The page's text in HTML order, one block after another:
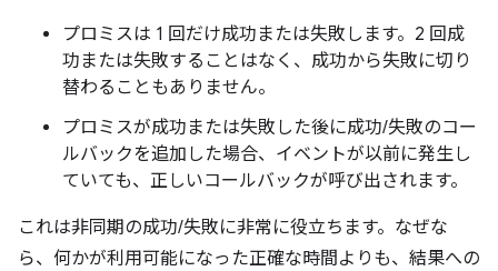
プロミスは 1 回だけ成功または失敗します。2 回成
功または失敗することはなく、成功から失敗に切り
替わることもありません。
プロミスが成功または失敗した後に成功/失敗のコー
ルバックを追加した場合、イベントが以前に発生し
ていても、正しいコールバックが呼び出されます。
これは非同期の成功/失敗に非常に役立ちます。なぜな
ら、何かが利用可能になった正確な時間よりも、結果への